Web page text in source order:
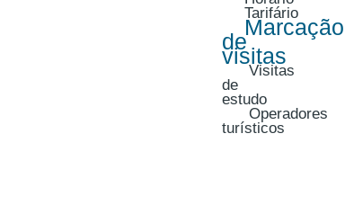
Tarifário
Marcação
de
visitas
Visitas
de
estudo
Operadores
turísticos